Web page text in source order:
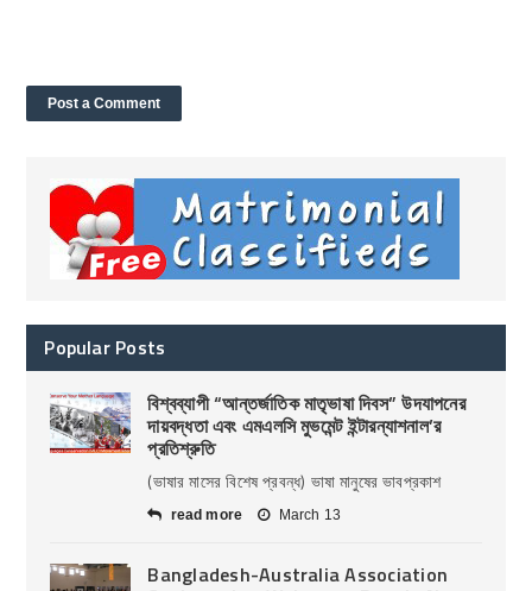
Popular Posts
বিশ্বব্যাপী “আন্তর্জাতিক মাতৃভাষা দিবস” উদযাপনের
দায়বদ্ধতা এবং এমএলসি মুভমেন্ট ইন্টারন্যাশনাল’র
প্রতিশ্রুতি
(ভাষার মাসের বিশেষ প্রবন্ধ) ভাষা মানুষের ভাবপ্রকাশ
read more March 13
Bangladesh-Australia Association